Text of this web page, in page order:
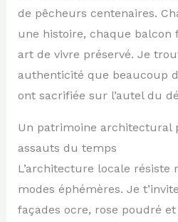
de pêcheurs centenaires.
une histoire, chaque balcon
art de vivre préservé. Je
authenticité que beaucoup
ont sacrifiée sur l’autel du
Un patrimoine architectural
assauts du temps
L’architecture locale
modes éphémères. Je
façades ocre, rose poudré